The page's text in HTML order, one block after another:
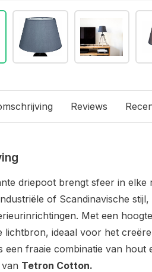
Reviews
driepoot brengt sfeer in
of Scandinavische
Met een
lichtbron, ideaal voor het
een fraaie combinatie van hout
Tetron Cotton.